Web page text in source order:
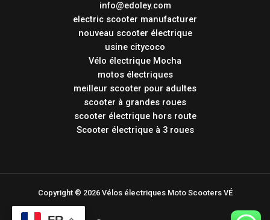
info@edoley.com
electric scooter manufacturer
nouveau scooter électrique
usine citycoco
Vélo électrique Mocha
motos électriques
meilleur scooter pour adultes
scooter à grandes roues
scooter électrique hors route
Scooter électrique à 3 roues
Copyright © 2026 Vélos électriques Moto Scooters VÉ